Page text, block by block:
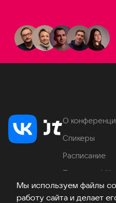
Мы используем файлы
работу сайта и делает
О
Спикеры
Расписание
Продукты VK
Место